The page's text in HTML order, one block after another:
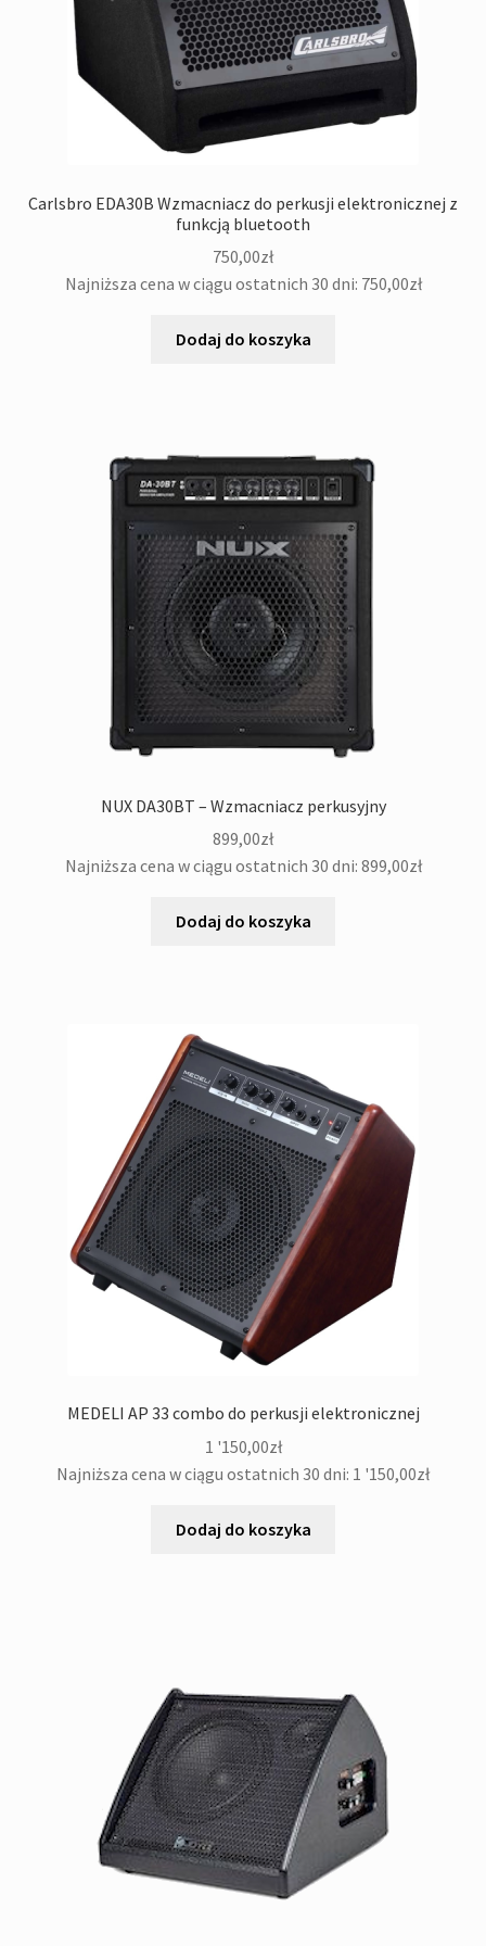
Carlsbro EDA30B Wzmacniacz do perkusji elektronicznej z
funkcją bluetooth
750,00zł
Najniższa cena w ciągu ostatnich 30 dni: 750,00zł
Dodaj do koszyka
NUX DA30BT – Wzmacniacz perkusyjny
899,00zł
Najniższa cena w ciągu ostatnich 30 dni: 899,00zł
Dodaj do koszyka
MEDELI AP 33 combo do perkusji elektronicznej
1 '150,00zł
Najniższa cena w ciągu ostatnich 30 dni: 1 '150,00zł
Dodaj do koszyka